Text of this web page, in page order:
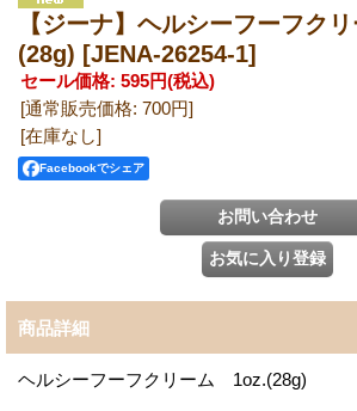
【ジーナ】ヘルシーフーフク
(28g) [JENA-26254-1]
セール価格: 595円(税込)
[通常販売価格: 700円]
[在庫なし]
Facebookでシェア
商品詳細
ヘルシーフーフクリーム 1oz.(28g)